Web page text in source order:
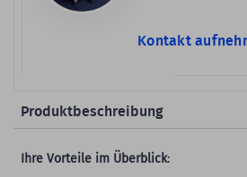
Kontakt
Produktbeschreibung
Ihre Vorteile im Überblick: